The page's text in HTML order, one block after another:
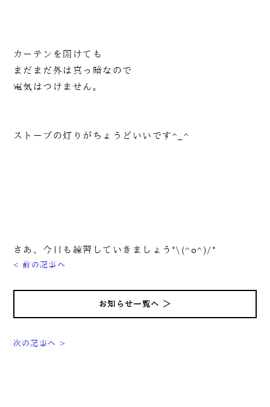
カーテンを開けても
まだまだ外は真っ暗なので
電気はつけません。
ストーブの灯りがちょうどいいです^_^
さあ、今日も練習していきましょう*\(^o^)/*
< 前の記事へ
お知らせ一覧へ ＞
次の記事へ >